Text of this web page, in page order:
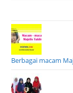
Berbagai macam